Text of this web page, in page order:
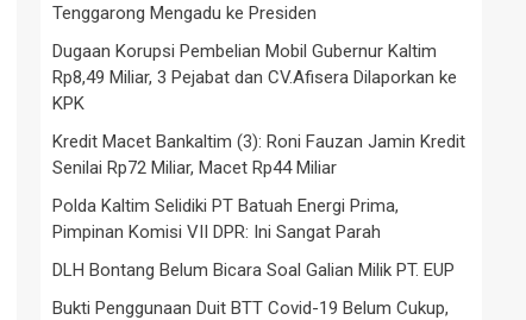
Tenggarong Mengadu ke Presiden
Dugaan Korupsi Pembelian Mobil Gubernur Kaltim
Rp8,49 Miliar, 3 Pejabat dan CV.Afisera Dilaporkan ke
KPK
Kredit Macet Bankaltim (3): Roni Fauzan Jamin Kredit
Senilai Rp72 Miliar, Macet Rp44 Miliar
Polda Kaltim Selidiki PT Batuah Energi Prima,
Pimpinan Komisi VII DPR: Ini Sangat Parah
DLH Bontang Belum Bicara Soal Galian Milik PT. EUP
Bukti Penggunaan Duit BTT Covid-19 Belum Cukup,